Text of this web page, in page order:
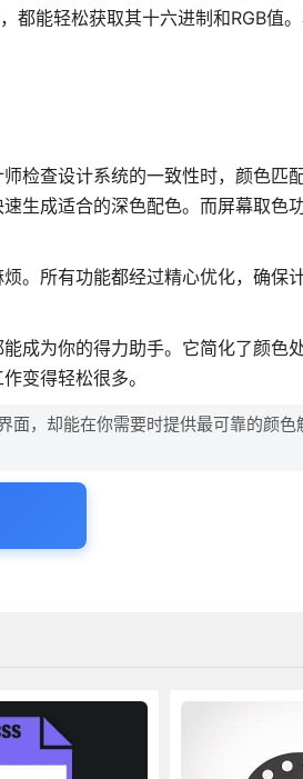
都能轻松获取其十六进制和RGB值
检查设计系统的一致性时，颜色匹
生成适合的深色配色。而屏幕取色
。所有功能都经过精心优化，确保
成为你的得力助手。它简化了颜色
变得轻松很多。
，却能在你需要时提供最可靠的颜色